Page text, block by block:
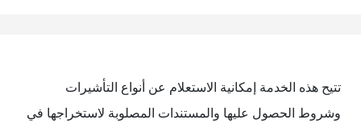
تتيح هذه الخدمة إمكانية الاستعلام عن أنواع التأشيرات
وشروط الحصول عليها والمستندات المصلوبة لاستخراجها في